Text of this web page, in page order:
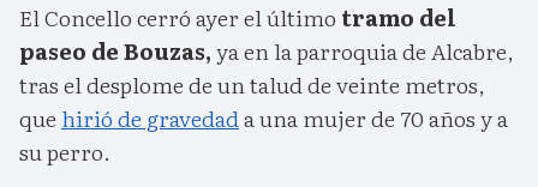
El Concello cerró ayer el último tramo del
paseo de Bouzas,ya en la parroquia de Alcabre,
tras el desplome de un talud de veinte metros,
que hirió de gravedada una mujer de 70 años y a
su perro.